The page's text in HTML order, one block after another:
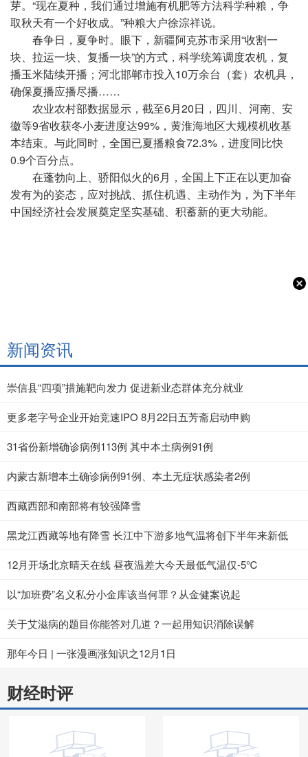
芽。“现在夏种，我们通过增施有机肥等方法科学种粮，争
取秋天有一个好收成。”种粮大户徐淙祥说。
春争日，夏争时。眼下，新疆阿克苏市采用“收割一
块、拉运一块、复播一块”的方式，科学统筹调度农机，复
播玉米陆续开播；河北邯郸市投入10万余台（套）农机具，
确保夏播应播尽播……
农业农村部数据显示，截至6月20日，四川、河南、安
徽等9省收获冬小麦进度达99%，黄淮海地区大规模机收基
本结束。与此同时，全国已夏播粮食72.3%，进度同比快
0.9个百分点。
在蓬勃向上、骄阳似火的6月，全国上下正在以更加奋
发有为的姿态，应对挑战、抓住机遇、主动作为，为下半年
中国经济社会发展奠定坚实基础、积蓄新的更大动能。
新闻资讯
崇信县“四项”措施靶向发力 促进新业态群体充分就业
更多老字号企业开始竞速IPO 8月22日五芳斋启动申购
31省份新增确诊病例113例 其中本土病例91例
内蒙古新增本土确诊病例91例、本土无症状感染者2例
西藏西部和南部将有较强降雪
黑龙江西藏等地有降雪 长江中下游多地气温将创下半年来新低
12月开场北京晴天在线 昼夜温差大今天最低气温仅-5℃
以“加班费”名义私分小金库该当何罪？从金健案说起
关于艾滋病的题目你能答对几道？一起用知识消除误解
那年今日 | 一张漫画涨知识之12月1日
财经时评